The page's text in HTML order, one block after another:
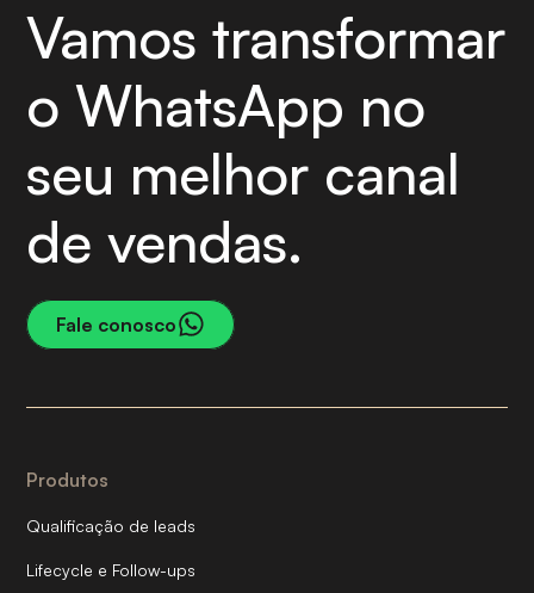
Vamos transformar
o WhatsApp no
seu melhor canal
de vendas.
Fale conosco
Produtos
Qualificação de leads
Lifecycle e Follow-ups